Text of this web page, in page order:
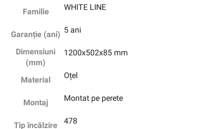
Familie WHITE LINE
Garanție (ani) 5 ani
Dimensiuni
(mm)
1200x502x85 mm
Material Oțel
Montaj Montat pe perete
Tip încălzire 478